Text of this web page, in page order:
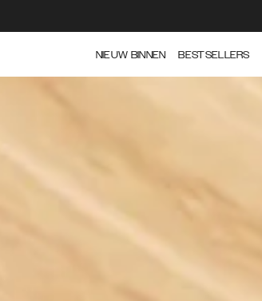
NIEUW BINNEN BESTSELLERS